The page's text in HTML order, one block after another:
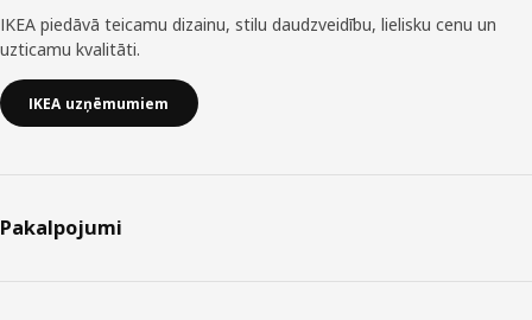
IKEA piedāvā teicamu dizainu, stilu daudzveidību, lielisku cenu un
uzticamu kvalitāti.
IKEA uzņēmumiem
Pakalpojumi